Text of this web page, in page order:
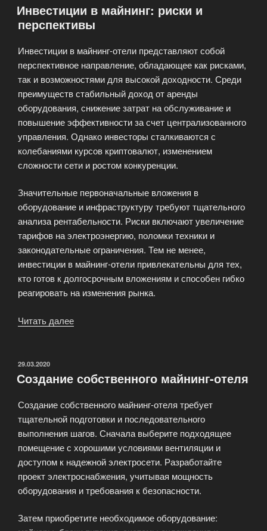
отеле:
финансовые
операционные
аспекты»
Инвестиции в майнинг: риски и
перспективы
Инвестиции в майнинг-отели представляют собой
перспективное направление, обладающее как рисками,
так и возможностями для высокой доходности. Среди
преимуществ стабильный доход от аренды
оборудования, снижение затрат на обслуживание и
повышение эффективности за счет централизованного
управления. Однако инвесторы сталкиваются с
колебаниями курсов криптовалют, изменением
сложности сети и ростом конкуренции.
Значительные первоначальные вложения в
оборудование и инфраструктуру требуют тщательного
анализа рентабельности. Риски включают увеличение
тарифов на электроэнергию, поломки техники и
законодательные ограничения. Тем не менее,
инвестиции в майнинг-отели привлекательны для тех,
кто готов к долгосрочным вложениям и способен гибко
реагировать на изменения рынка.
Читать далее
и
ОПУБЛИКОВАНО
29.03.2020
Создание собственного майнинг-отеля
Создание собственного майнинг-отеля требует
тщательной подготовки и последовательного
выполнения шагов. Сначала выберите подходящее
помещение с хорошими условиями вентиляции и
доступом к надежной электросети. Разработайте
проект электроснабжения, учитывая мощность
оборудования и требования к безопасности.
Затем приобретите необходимое оборудование: